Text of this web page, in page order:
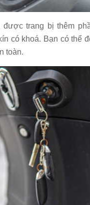
được trang bị thêm
có khoá. Bạn có thể
toàn.